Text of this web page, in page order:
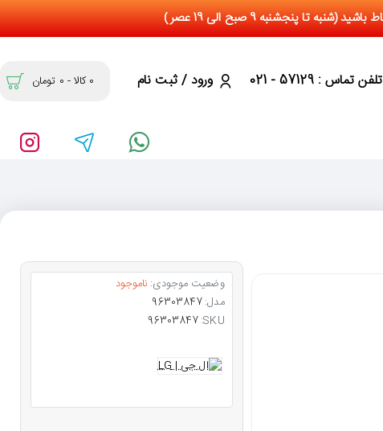
تلفن تماس : 57129 - 021 ورود / ثبت نام 0 کالا - 0 تومان
وضعیت موجودی: ناموجود
مدل:96303847
SKU:
96303847